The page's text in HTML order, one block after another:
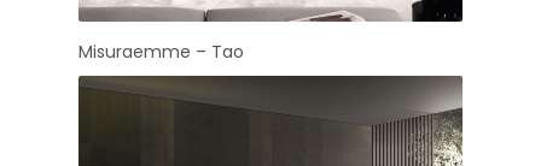
Misuraemme – Tao